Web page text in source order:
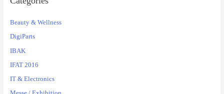
Beauty & Wellness
DigiParts
IBAK
IFAT 2016
IT & Electronics